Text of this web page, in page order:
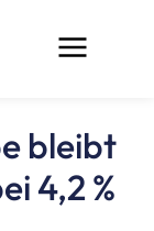
bleibt
4,2 %